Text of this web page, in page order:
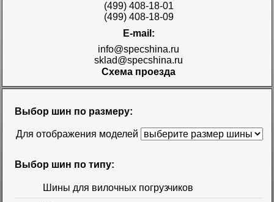
58500 руб.
(499) 408-18-01
(499) 408-18-09
E-mail:
info@specshina.ru
sklad@specshina.ru
Схема проезда
Выбор шин по размеру:
Для отображения моделей
Выбор шин по типу:
Шины для вилочных погрузчиков